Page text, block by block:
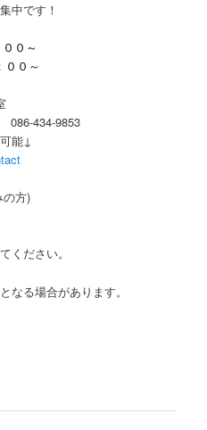
中です！
０～
００～
434-9853
能↓
の方)
ください。
なる場合があります。